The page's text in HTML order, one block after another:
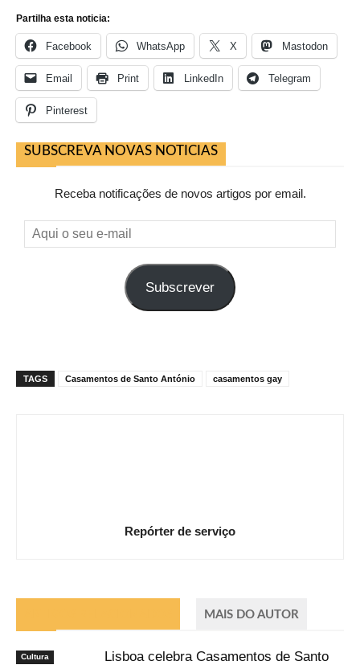
Partilha esta noticia:
Facebook WhatsApp X Mastodon
Email Print LinkedIn Telegram
Pinterest
SUBSCREVA NOVAS NOTICIAS
Receba notificações de novos artigos por email.
Aqui
o
Subscrever
TAGS Casamentos de Santo António casamentos gay
Repórter de serviço
MAIS DO AUTOR
Cultura
Lisboa celebra Casamentos de Santo